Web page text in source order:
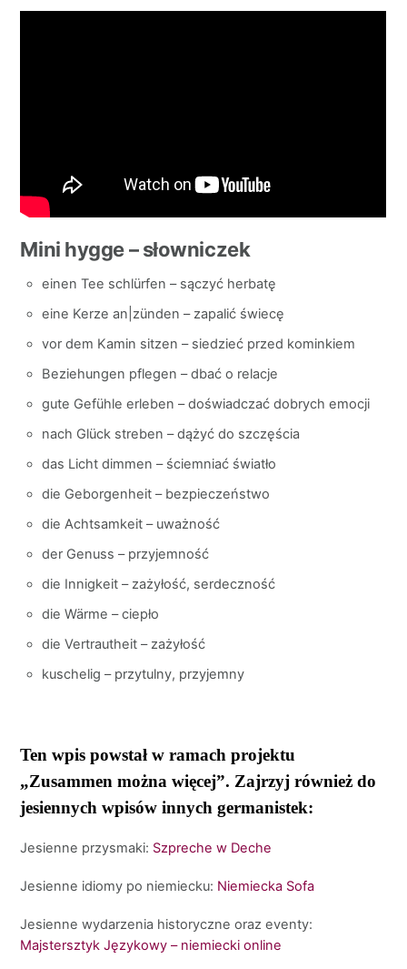
Mini hygge – słowniczek
einen Tee schlürfen – sączyć herbatę
eine Kerze an|zünden – zapalić świecę
vor dem Kamin sitzen – siedzieć przed kominkiem
Beziehungen pflegen – dbać o relacje
gute Gefühle erleben – doświadczać dobrych emocji
nach Glück streben – dążyć do szczęścia
das Licht dimmen – ściemniać światło
die Geborgenheit – bezpieczeństwo
die Achtsamkeit – uważność
der Genuss – przyjemność
die Innigkeit – zażyłość, serdeczność
die Wärme – ciepło
die Vertrautheit – zażyłość
kuschelig – przytulny, przyjemny
Ten wpis powstał w ramach projektu
„Zusammen można więcej”. Zajrzyj również do
jesiennych wpisów innych germanistek:
Jesienne przysmaki: Szpreche w Deche
Jesienne idiomy po niemiecku: Niemiecka Sofa
Jesienne wydarzenia historyczne oraz eventy:
Majstersztyk Językowy – niemiecki online